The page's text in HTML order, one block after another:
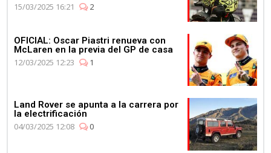
15/03/2025 16:21
2
OFICIAL: Oscar Piastri renueva con
McLaren en la previa del GP de casa
12/03/2025 12:23
1
Land Rover se apunta a la carrera por
la electrificación
04/03/2025 12:08
0